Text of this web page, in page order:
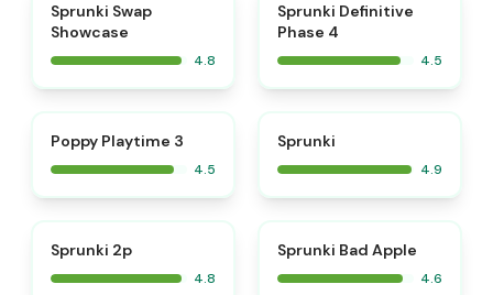
Sprunki Swap
Showcase
4.8
Sprunki Definitive
Phase 4
4.5
Poppy Playtime 3
4.5
Sprunki
4.9
Sprunki 2p
4.8
Sprunki Bad Apple
4.6